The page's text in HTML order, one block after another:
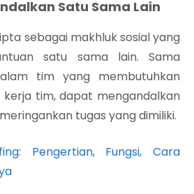
Satu Sama Lain
sebagai makhluk sosial yang
satu sama lain. Sama
tim yang membutuhkan
kerja tim, dapat mengandalkan
tugas yang dimiliki.
Pengertian, Fungsi, Cara